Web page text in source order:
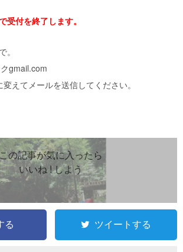
受付を終了します。
。
gmail.com
えてメールを送信してください。
の記事が気に入ったら
いいね ! しよう
る ツイートする